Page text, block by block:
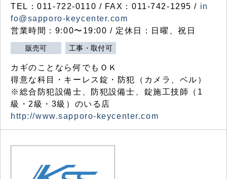
TEL：011-722-0110 / FAX：011-742-1295 / in
fo@sapporo-keycenter.com
営業時間：9:00〜19:00 / 定休日：日曜、祝日
販売可 工事・取付可
カギのことなら何でもＯＫ
得意な科目・キーレス錠・防犯（カメラ、ベル）
※総合防犯設備士、防犯設備士、錠施工技師（1
級・2級・3級）のいる店
http://www.sapporo-keycenter.com